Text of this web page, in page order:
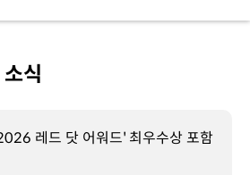
식
레드 닷 어워드' 최우수상 포함